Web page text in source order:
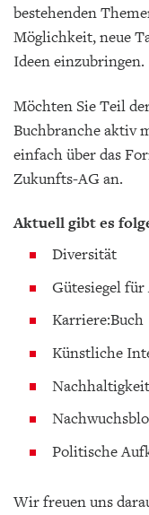
bestehenden
Möglichkeit, neue
Ideen einzubringen.
Möchten Sie Teil
Buchbranche aktiv
einfach über das
Zukunfts-AG an.
Aktuell gibt es
Diversität
Gütesiegel
Karriere:Buch
Künstliche
Nachhaltigkeit
Politische
Wir freuen uns